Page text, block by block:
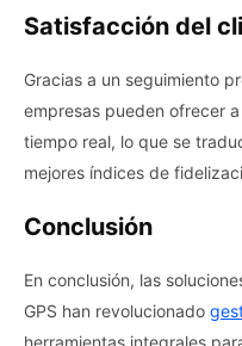
Satisfacción del
Gracias a un seguimiento
empresas pueden ofrecer
tiempo real, lo que se
mejores índices de
Conclusión
En conclusión, las
GPS han revolucionado
herramientas integrales